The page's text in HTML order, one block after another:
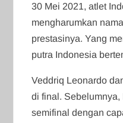
30 Mei 2021, atlet
mengharumkan
prestasinya. Yang
putra Indonesia
Veddriq Leonardo
di final.
semifinal dengan